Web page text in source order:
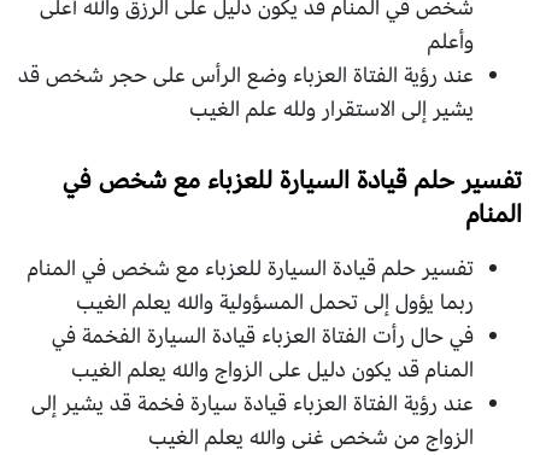
شخص في المنام قد يكون دليل على الرزق والله أعلى
وأعلم
عند رؤية الفتاة العزباء وضع الرأس على حجر شخص قد
يشير إلى الاستقرار ولله علم الغيب
تفسير حلم قيادة السيارة للعزباء مع شخص في
المنام
تفسير حلم قيادة السيارة للعزباء مع شخص في المنام
ربما يؤول إلى تحمل المسؤولية والله يعلم الغيب
في حال رأت الفتاة العزباء قيادة السيارة الفخمة في
المنام قد يكون دليل على الزواج والله يعلم الغيب
عند رؤية الفتاة العزباء قيادة سيارة فخمة قد يشير إلى
الزواج من شخص غنى والله يعلم الغيب